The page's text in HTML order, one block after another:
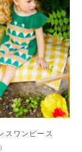
スワンピース